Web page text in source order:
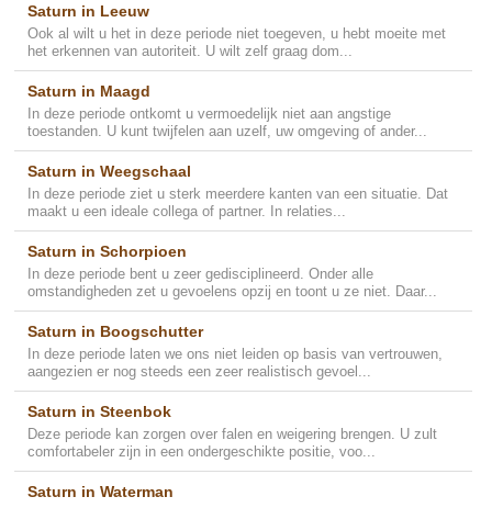
Saturn in Leeuw
Ook al wilt u het in deze periode niet toegeven, u hebt moeite met
het erkennen van autoriteit. U wilt zelf graag dom...
Saturn in Maagd
In deze periode ontkomt u vermoedelijk niet aan angstige
toestanden. U kunt twijfelen aan uzelf, uw omgeving of ander...
Saturn in Weegschaal
In deze periode ziet u sterk meerdere kanten van een situatie. Dat
maakt u een ideale collega of partner. In relaties...
Saturn in Schorpioen
In deze periode bent u zeer gedisciplineerd. Onder alle
omstandigheden zet u gevoelens opzij en toont u ze niet. Daar...
Saturn in Boogschutter
In deze periode laten we ons niet leiden op basis van vertrouwen,
aangezien er nog steeds een zeer realistisch gevoel...
Saturn in Steenbok
Deze periode kan zorgen over falen en weigering brengen. U zult
comfortabeler zijn in een ondergeschikte positie, voo...
Saturn in Waterman